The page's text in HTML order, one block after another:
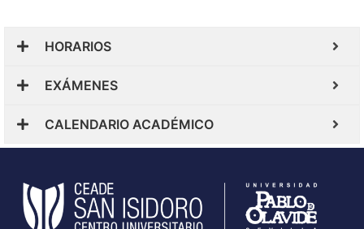
HORARIOS
EXÁMENES
CALENDARIO ACADÉMICO